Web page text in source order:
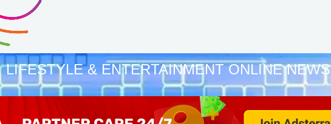
LIFESTYLE & ENTERTAINMENT ONLINE NEWS